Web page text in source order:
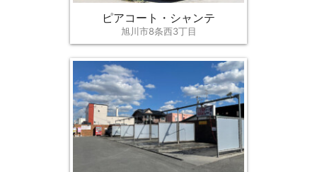
ピアコート・シャンテ
旭川市8条西3丁目